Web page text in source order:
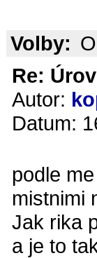
Volby:
Re:
Autor:
Datum:
podle
mistnimi
Jak rika
a je to